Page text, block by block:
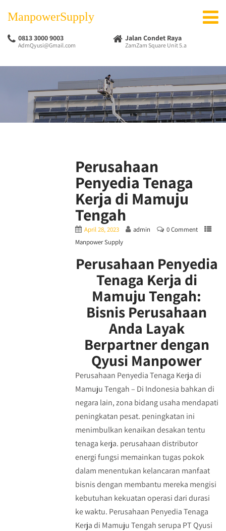
ManpowerSupply
0813 3000 9003
AdmQyusi@Gmail.com
Jalan Condet Raya
ZamZam Square Unit 5.a
Perusahaan
Penyedia Tenaga
Kerja di Mamuju
Tengah
April 28, 2023 admin
0 Comment
Manpower Supply
Perusahaan Penyedia
Tenaga Kerja di
Mamuju Tengah:
Bisnis Perusahaan
Anda Layak
Berpartner dengan
Qyusi Manpower
Perusahaan Penyedia Tenaga Kerja di
Mamuju Tengah – Di Indonesia bahkan di
negara lain, zona bidang usaha mendapati
peningkatan pesat. peningkatan ini
menimbulkan kenaikan desakan tentu
tenaga kerja. perusahaan distributor
energi fungsi memainkan tugas pokok
dalam menentukan kelancaran manfaat
bisnis dengan membantu mereka mengisi
kebutuhan kekuatan operasi dari durasi
ke waktu. Perusahaan Penyedia Tenaga
Kerja di Mamuju Tengah serupa PT Qyusi